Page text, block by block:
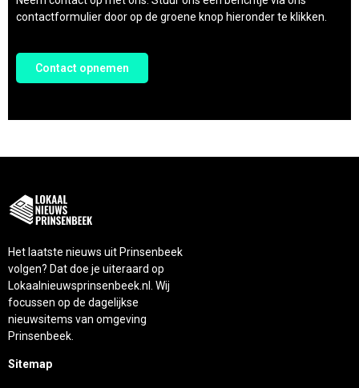
contactformulier door op de groene knop hieronder te klikken.
Contact opnemen
Het laatste nieuws uit Prinsenbeek
volgen? Dat doe je uiteraard op
Lokaalnieuwsprinsenbeek.nl. Wij
focussen op de dagelijkse
nieuwsitems van omgeving
Prinsenbeek.
Sitemap